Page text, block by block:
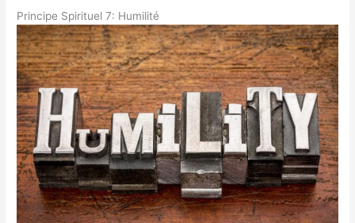
Principe Spirituel 7: Humilité